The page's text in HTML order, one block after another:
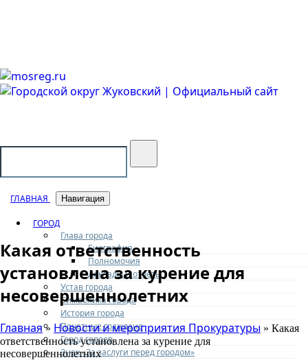
ГЛАВНАЯ Навигация
ГОРОД
Глава города
Биография
Полномочия
Доклады и отчеты
Устав города
Символика города
История города
Почетные граждане
Город героев
Знак «За заслуги перед городом»
Какая ответственность
установлена за курение для
несовершеннолетних
Главная» Новости и мероприятия Прокуратуры » Какая
ответственность установлена за курение для
несовершеннолетних